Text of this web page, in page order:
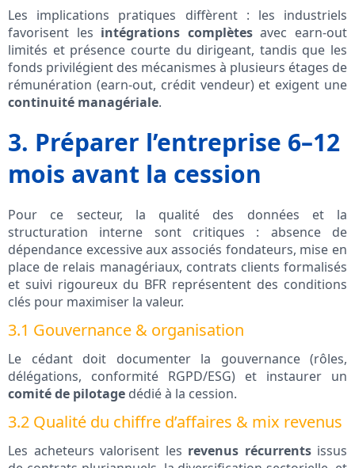
Les implications pratiques diffèrent : les industriels
favorisent les intégrations complètesavec earn-out
limités et présence courte du dirigeant, tandis que les
fonds privilégient des mécanismes à plusieurs étages de
rémunération (earn-out, crédit vendeur) et exigent une
continuité managériale.
3. Préparer l’entreprise 6–12
mois avant la cession
Pour ce secteur, la qualité des données et la
structuration interne sont critiques : absence de
dépendance excessive aux associés fondateurs, mise en
place de relais managériaux, contrats clients formalisés
et suivi rigoureux du BFR représentent des conditions
clés pour maximiser la valeur.
3.1 Gouvernance & organisation
Le cédant doit documenter la gouvernance (rôles,
délégations, conformité RGPD/ESG) et instaurer un
comité de pilotage dédié à la cession.
3.2 Qualité du chiffre d’affaires & mix revenus
Les acheteurs valorisent les revenus récurrentsissus